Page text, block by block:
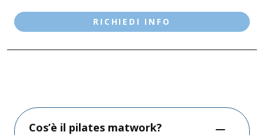
DESENZANO D/G - LE VELERICHIEDI INFO
Cos’è il pilates matwork?